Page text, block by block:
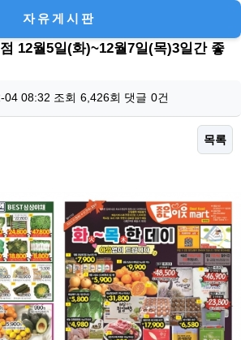
자유게시판
12월5일(화)~12월7일(목)3일간 좋
04 08:32 조회 6,426회 댓글 0건
목록